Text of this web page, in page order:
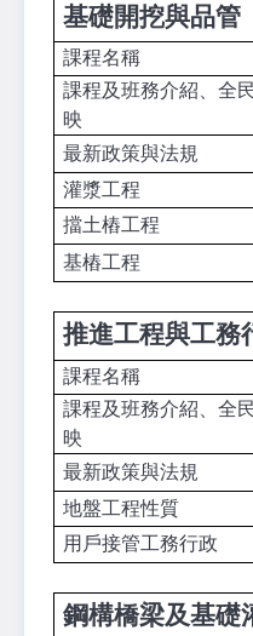
基礎開挖與品管
課程名稱
課程及班務介紹、全
映
最新政策與法規
灌漿工程
擋土樁工程
基樁工程
推進工程與工務
課程名稱
課程及班務介紹、全
映
最新政策與法規
地盤工程性質
用戶接管工務行政
鋼構橋梁及基礎